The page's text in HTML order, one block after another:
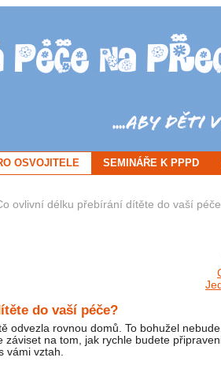
OSVOJITELE SEMINÁŘE K PPPD
ovlivní délku přebírání dítěte do vaší
do vaší péče?
odvezla rovnou domů. To bohužel nebude
záviset na tom, jak rychle budete
vámi vztah.